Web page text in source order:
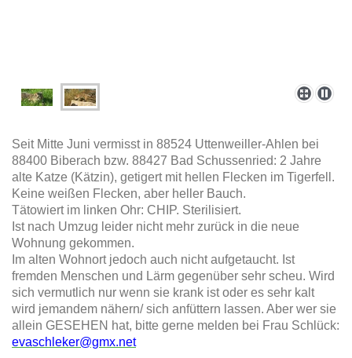
Seit Mitte Juni vermisst in 88524 Uttenweiller-Ahlen bei
88400 Biberach bzw. 88427 Bad Schussenried: 2 Jahre
alte Katze (Kätzin), getigert mit hellen Flecken im Tigerfell.
Keine weißen Flecken, aber heller Bauch.
Tätowiert im linken Ohr: CHIP. Sterilisiert.
Ist nach Umzug leider nicht mehr zurück in die neue
Wohnung gekommen.
Im alten Wohnort jedoch auch nicht aufgetaucht. Ist
fremden Menschen und Lärm gegenüber sehr scheu. Wird
sich vermutlich nur wenn sie krank ist oder es sehr kalt
wird jemandem nähern/ sich anfüttern lassen. Aber wer sie
allein GESEHEN hat, bitte gerne melden bei Frau Schlück:
evaschleker@gmx.net